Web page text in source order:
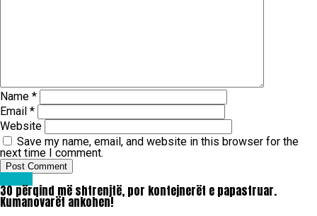
Name *
Email *
Website
Save my name, email, and website in this browser for the
next time I comment.
30 përqind më shtrenjtë, por kontejnerët e papastruar.
Kumanovarët ankohen!